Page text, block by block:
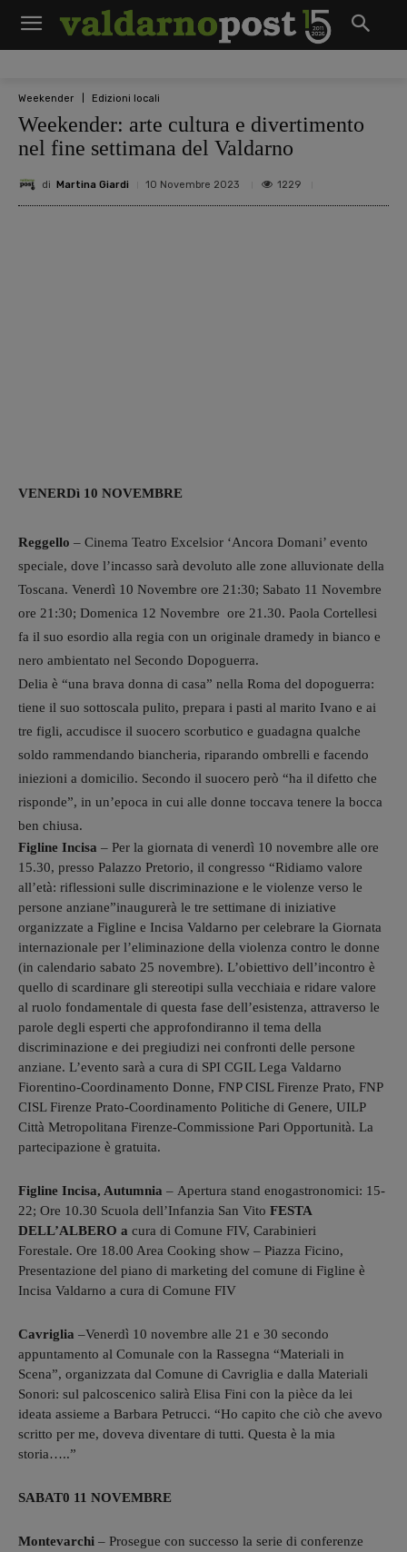
Weekender Edizioni locali
Weekender: arte cultura e divertimento
nel fine settimana del Valdarno
di Martina Giardi 10 Novembre 2023 1229
VENERDì 10 NOVEMBRE
Reggello – Cinema Teatro Excelsior ‘Ancora Domani’ evento
speciale, dove l’incasso sarà devoluto alle zone alluvionate della
Toscana. Venerdì 10 Novembre ore 21:30; Sabato 11 Novembre
ore 21:30; Domenica 12 Novembre ore 21.30. Paola Cortellesi
fa il suo esordio alla regia con un originale dramedy in bianco e
nero ambientato nel Secondo Dopoguerra.
Delia è “una brava donna di casa” nella Roma del dopoguerra:
tiene il suo sottoscala pulito, prepara i pasti al marito Ivano e ai
tre figli, accudisce il suocero scorbutico e guadagna qualche
soldo rammendando biancheria, riparando ombrelli e facendo
iniezioni a domicilio. Secondo il suocero però “ha il difetto che
risponde”, in un’epoca in cui alle donne toccava tenere la bocca
ben chiusa.
Figline Incisa – Per la giornata di venerdì 10 novembre alle ore
15.30, presso Palazzo Pretorio, il congresso “Ridiamo valore
all’età: riflessioni sulle discriminazione e le violenze verso le
persone anziane”inaugurerà le tre settimane di iniziative
organizzate a Figline e Incisa Valdarno per celebrare la Giornata
internazionale per l’eliminazione della violenza contro le donne
(in calendario sabato 25 novembre). L’obiettivo dell’incontro è
quello di scardinare gli stereotipi sulla vecchiaia e ridare valore
al ruolo fondamentale di questa fase dell’esistenza, attraverso le
parole degli esperti che approfondiranno il tema della
discriminazione e dei pregiudizi nei confronti delle persone
anziane. L’evento sarà a cura di SPI CGIL Lega Valdarno
Fiorentino-Coordinamento Donne, FNP CISL Firenze Prato, FNP
CISL Firenze Prato-Coordinamento Politiche di Genere, UILP
Città Metropolitana Firenze-Commissione Pari Opportunità. La
partecipazione è gratuita.
Figline Incisa, Autumnia – Apertura stand enogastronomici: 15-
22; Ore 10.30 Scuola dell’Infanzia San Vito FESTA
DELL’ALBERO a cura di Comune FIV, Carabinieri
Forestale. Ore 18.00 Area Cooking show – Piazza Ficino,
Presentazione del piano di marketing del comune di Figline è
Incisa Valdarno a cura di Comune FIV
Cavriglia –Venerdì 10 novembre alle 21 e 30 secondo
appuntamento al Comunale con la Rassegna “Materiali in
Scena”, organizzata dal Comune di Cavriglia e dalla Materiali
Sonori: sul palcoscenico salirà Elisa Fini con la pièce da lei
ideata assieme a Barbara Petrucci. “Ho capito che ciò che avevo
scritto per me, doveva diventare di tutti. Questa è la mia
storia…..”
SABAT0 11 NOVEMBRE
Montevarchi – Prosegue con successo la serie di conferenze